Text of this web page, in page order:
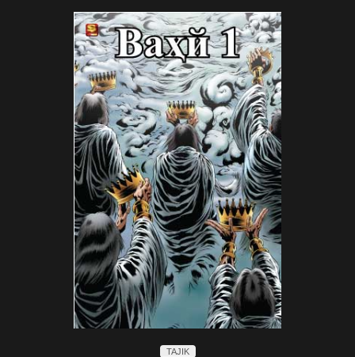
TAJIK